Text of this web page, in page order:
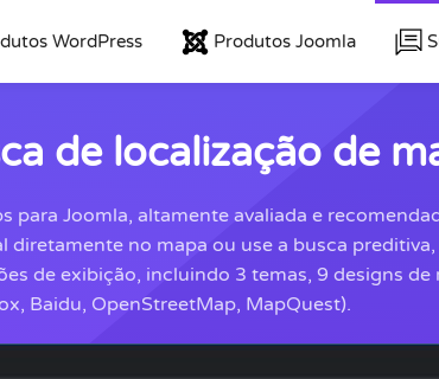
WordPress Produtos Joomla
de localização de
Joomla, altamente avaliada e
no mapa ou use a busca
de exibição, incluindo 3 temas, 9 designs
Baidu, OpenStreetMap, MapQuest).